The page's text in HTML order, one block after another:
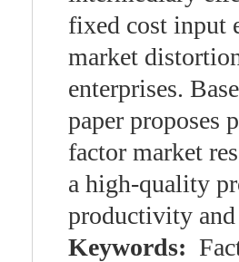
fixed cost input
market
enterprises.
paper proposes
factor market
a high-quality
productivity
Keywords: